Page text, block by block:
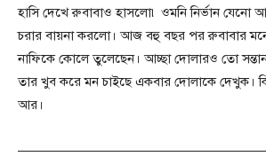
হাসি দেখে রুবাবাও হাসলো৷ ওমনি নির্ভান যেনো
চরার বায়না করলো। আজ বহু বছর পর রুবাবার
নাফিকে কোলে তুলেছেন। আচ্ছা দোলারও তো
তার খুব করে মন চাইছে একবার দোলাকে দেখুক।
আর।